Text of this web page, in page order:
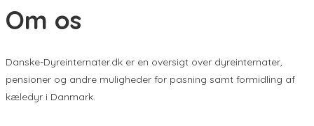
Om os
Danske-Dyreinternater.dk er en oversigt over dyreinternater,
pensioner og andre muligheder for pasning samt formidling af
kæledyr i Danmark.